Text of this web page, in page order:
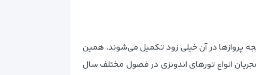
پروازها در آن خیلی زود تکمیل می‌شوند. همین
انواع تورهای اندونزی در فصول مختلف سال